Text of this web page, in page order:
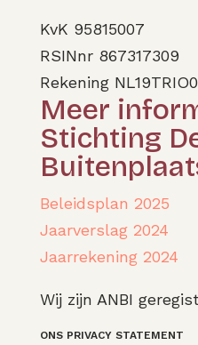
KvK 95815007
RSINnr 867317309
Rekening
Meer
Stichting
Beleidsplan 2025
Jaarverslag 2024
Jaarrekening 2024
Wij zijn ANBI
ONS PRIVACY STATEMENT